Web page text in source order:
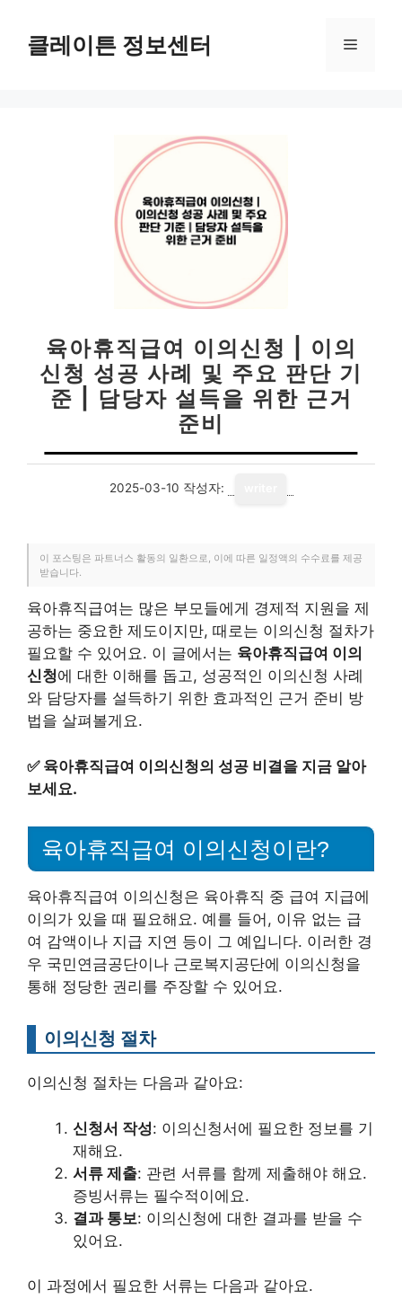
클레이튼 정보센터 메
육아휴직급여 이의신청 | 이의
신청 성공 사례 및 주요 판단 기
준 | 담당자 설득을 위한 근거
준비
2025-03-10 작성자:
이 포스팅은 파트너스 활동의 일환으로, 이에 따른 일정액의 수수료를 제공
받습니다.
육아휴직급여는 많은 부모들에게 경제적 지원을 제
공하는 중요한 제도이지만, 때로는 이의신청 절차가
필요할 수 있어요. 이 글에서는 육아휴직급여 이의
신청에 대한 이해를 돕고, 성공적인 이의신청 사례
와 담당자를 설득하기 위한 효과적인 근거 준비 방
법을 살펴볼게요.
✅ 육아휴직급여 이의신청의 성공 비결을 지금 알아
보세요.
육아휴직급여 이의신청이란?
육아휴직급여 이의신청은 육아휴직 중 급여 지급에
이의가 있을 때 필요해요. 예를 들어, 이유 없는 급
여 감액이나 지급 지연 등이 그 예입니다. 이러한 경
우 국민연금공단이나 근로복지공단에 이의신청을
통해 정당한 권리를 주장할 수 있어요.
이의신청 절차
이의신청 절차는 다음과 같아요:
신청서 작성: 이의신청서에 필요한 정보를 기
재해요.
서류 제출: 관련 서류를 함께 제출해야 해요.
증빙서류는 필수적이에요.
결과 통보: 이의신청에 대한 결과를 받을 수
있어요.
이 과정에서 필요한 서류는 다음과 같아요.